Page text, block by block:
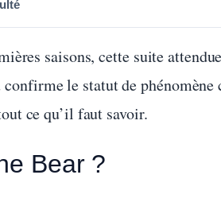
saisons, cette suite
le statut de
ce qu’il faut savoir.
Bear ?